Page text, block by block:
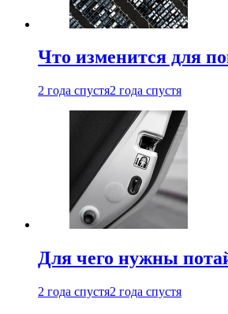
Что изменится для
2 года спустя2 года спустя
Для чего нужны
2 года спустя2 года спустя